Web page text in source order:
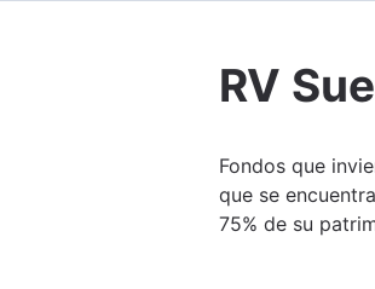
RV
Fondos que
que se
75% de su